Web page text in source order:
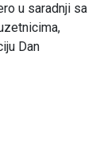
u saradnji sa
Dan